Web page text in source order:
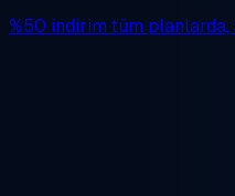
%50 indirim tüm planlarda,